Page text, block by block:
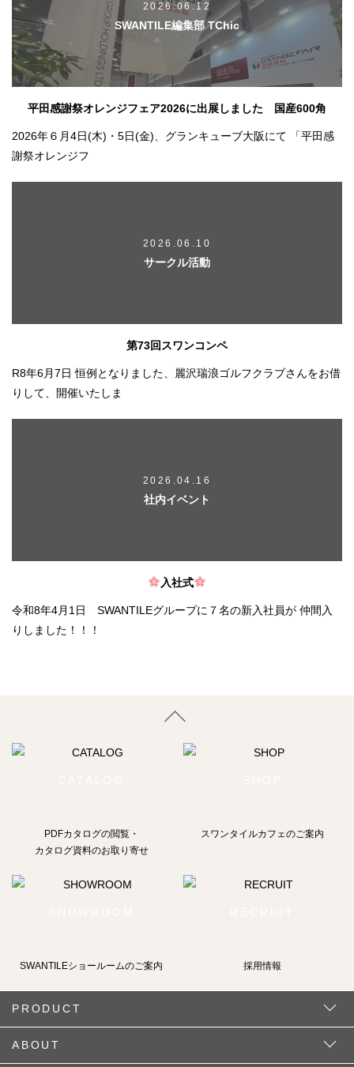
2026.06.12
SWANTILE編集部 TChic
平田感謝祭オレンジフェア2026に出展しました 国産600角
2026年６月4日(木)・5日(金)、グランキューブ大阪にて 「平田感
謝祭オレンジフ
2026.06.10
サークル活動
第73回スワンコンペ
R8年6月7日 恒例となりました、麗沢瑞浪ゴルフクラブさんをお借
りして、開催いたしま
2026.04.16
社内イベント
入社式
令和8年4月1日 SWANTILEグループに７名の新入社員が 仲間入
りしました！！！
PDFカタログの閲覧・
カタログ資料のお取り寄せ
スワンタイルカフェのご案内
SWANTILEショールームのご案内 採用情報
PRODUCT
ABOUT